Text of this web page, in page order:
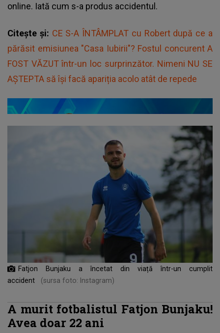
online. Iată cum s-a produs accidentul.
Citește și: CE S-A ÎNTÂMPLAT cu Robert după ce a
părăsit emisiunea "Casa Iubirii"? Fostul concurent A
FOST VĂZUT într-un loc surprinzător. Nimeni NU SE
AȘTEPTA să își facă apariția acolo atât de repede
Fatjon Bunjaku a încetat din viață într-un cumplit
accident
(sursa foto: Instagram)
A murit fotbalistul Fatjon Bunjaku!
Avea doar 22 ani